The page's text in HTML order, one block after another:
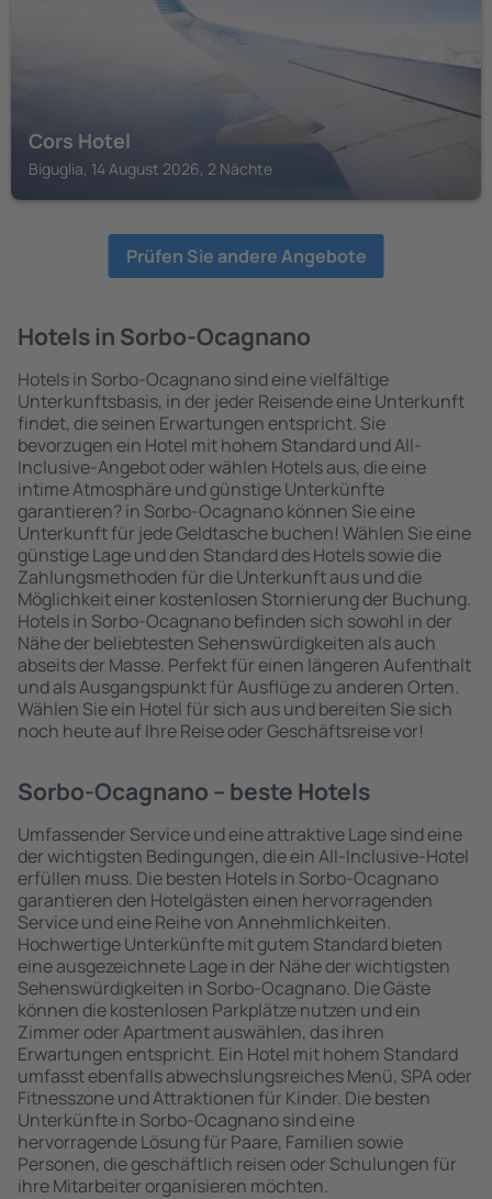
Cors Hotel
Biguglia, 14 August 2026, 2 Nächte
Prüfen Sie andere Angebote
Hotels in Sorbo-Ocagnano
Hotels in Sorbo-Ocagnano sind eine vielfältige
Unterkunftsbasis, in der jeder Reisende eine Unterkunft
findet, die seinen Erwartungen entspricht. Sie
bevorzugen ein Hotel mit hohem Standard und All-
Inclusive-Angebot oder wählen Hotels aus, die eine
intime Atmosphäre und günstige Unterkünfte
garantieren? in Sorbo-Ocagnano können Sie eine
Unterkunft für jede Geldtasche buchen! Wählen Sie eine
günstige Lage und den Standard des Hotels sowie die
Zahlungsmethoden für die Unterkunft aus und die
Möglichkeit einer kostenlosen Stornierung der Buchung.
Hotels in Sorbo-Ocagnano befinden sich sowohl in der
Nähe der beliebtesten Sehenswürdigkeiten als auch
abseits der Masse. Perfekt für einen längeren Aufenthalt
und als Ausgangspunkt für Ausflüge zu anderen Orten.
Wählen Sie ein Hotel für sich aus und bereiten Sie sich
noch heute auf Ihre Reise oder Geschäftsreise vor!
Sorbo-Ocagnano – beste Hotels
Umfassender Service und eine attraktive Lage sind eine
der wichtigsten Bedingungen, die ein All-Inclusive-Hotel
erfüllen muss. Die besten Hotels in Sorbo-Ocagnano
garantieren den Hotelgästen einen hervorragenden
Service und eine Reihe von Annehmlichkeiten.
Hochwertige Unterkünfte mit gutem Standard bieten
eine ausgezeichnete Lage in der Nähe der wichtigsten
Sehenswürdigkeiten in Sorbo-Ocagnano. Die Gäste
können die kostenlosen Parkplätze nutzen und ein
Zimmer oder Apartment auswählen, das ihren
Erwartungen entspricht. Ein Hotel mit hohem Standard
umfasst ebenfalls abwechslungsreiches Menü, SPA oder
Fitnesszone und Attraktionen für Kinder. Die besten
Unterkünfte in Sorbo-Ocagnano sind eine
hervorragende Lösung für Paare, Familien sowie
Personen, die geschäftlich reisen oder Schulungen für
ihre Mitarbeiter organisieren möchten.